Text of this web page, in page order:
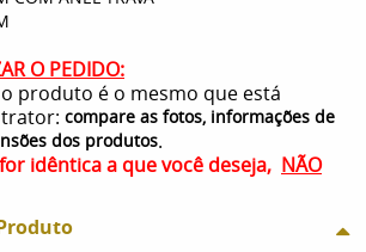
O PEDIDO:
produto é o mesmo que está
compare as fotos, informações de
dos produtos.
idêntica a que você deseja, NÃO